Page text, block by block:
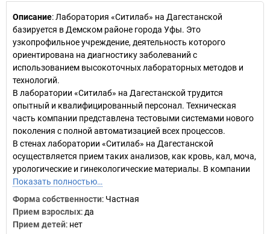
Описание: Лаборатория «Ситилаб» на Дагестанской
базируется в Демском районе города Уфы. Это
узкопрофильное учреждение, деятельность которого
ориентирована на диагностику заболеваний с
использованием высокоточных лабораторных методов и
технологий.
В лаборатории «Ситилаб» на Дагестанской трудится
опытный и квалифицированный персонал. Техническая
часть компании представлена тестовыми системами нового
поколения с полной автоматизацией всех процессов.
В стенах лаборатории «Ситилаб» на Дагестанской
осуществляется прием таких анализов, как кровь, кал, моча,
урологические и гинекологические материалы. В компании
Показать полностью…
Форма собственности: Частная
Прием взрослых: да
Прием детей: нет